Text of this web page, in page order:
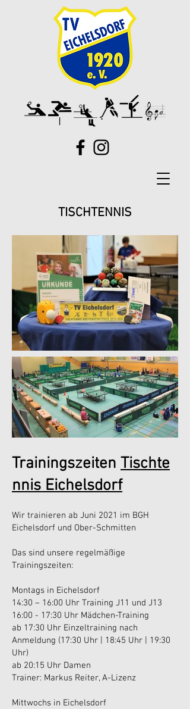
TISCHTENNIS
Trainingszeiten Tischte
nnis Eichelsdorf
Wir trainieren ab Juni 2021 im BGH
Eichelsdorf und Ober-Schmitten
Das sind unsere regelmäßige
Trainingszeiten:
Montags in Eichelsdorf
14:30 – 16:00 Uhr Training J11 und J13
16:00 - 17:30 Uhr Mädchen-Training
ab 17:30 Uhr Einzeltraining nach
Anmeldung (17:30 Uhr | 18:45 Uhr | 19:30
Uhr)
ab 20:15 Uhr Damen
Trainer: Markus Reiter, A-Lizenz
Mittwochs in Eichelsdorf